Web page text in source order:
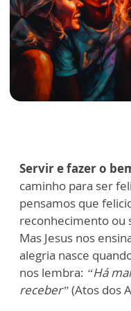
Servir e fazer o
caminho para ser
pensamos que
reconhecimento ou
Mas Jesus nos
alegria nasce
nos lembra: “Há
receber”(Atos dos